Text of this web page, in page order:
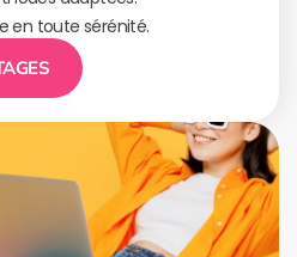
en toute sérénité.